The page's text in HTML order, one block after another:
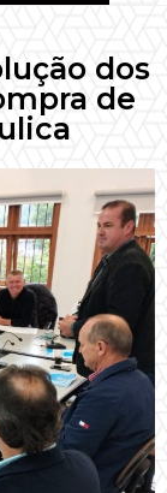
dos
de